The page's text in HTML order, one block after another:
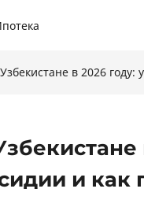
в 2026 году:
и как